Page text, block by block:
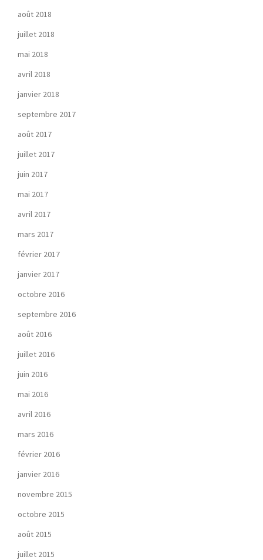
août 2018
juillet 2018
mai 2018
avril 2018
janvier 2018
septembre 2017
août 2017
juillet 2017
juin 2017
mai 2017
avril 2017
mars 2017
février 2017
janvier 2017
octobre 2016
septembre 2016
août 2016
juillet 2016
juin 2016
mai 2016
avril 2016
mars 2016
février 2016
janvier 2016
novembre 2015
octobre 2015
août 2015
juillet 2015